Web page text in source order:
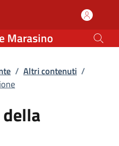
della
un'altra scheda).
Marasino
/ Altri contenuti /